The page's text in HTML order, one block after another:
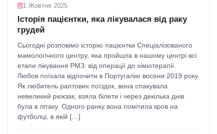
1 Жовтня 2025
Історія пацієнтки, яка лікувалася від раку
грудей
Сьогодні розповімо історію пацієнтки Спеціалізованого
мамологічного центру, яка пройшла в нашому центрі всі
етапи лікування РМЗ: від операції до хіміотерапії. ⠀
Любов поїхала відпочити в Португалію восени 2019 року.
Як любитель раптових поїздок, вона спакувала
невеликий рюкзак, взяла білети і через декілька днів
була в літаку. Одного ранку вона помітила кров на
футболці, в якій […]